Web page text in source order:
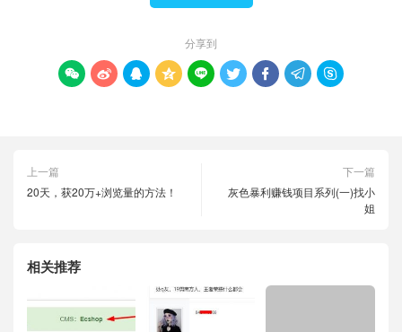
分享到
        
上一篇
20天，获20万+浏览量的方法！
下一篇
灰色暴利赚钱项目系列(一)找小
姐
相关推荐